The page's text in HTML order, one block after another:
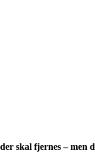
skal fjernes –